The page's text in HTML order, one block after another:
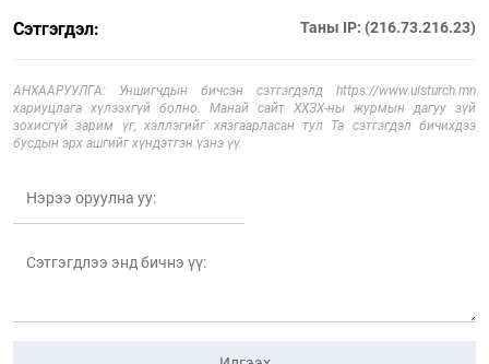
Сэтгэгдэл: Таны IP: (216.73.216.23)
АНХААРУУЛГА: Уншигчдын бичсэн сэтгэгдэлд https://www.ulsturch.mn
хариуцлага хүлээхгүй болно. Манай сайт ХХЗХ-ны журмын дагуу зүй
зохисгүй зарим үг, хэллэгийг хязгаарласан тул Та сэтгэгдэл бичихдээ
бусдын эрх ашгийг хүндэтгэн үзнэ үү.